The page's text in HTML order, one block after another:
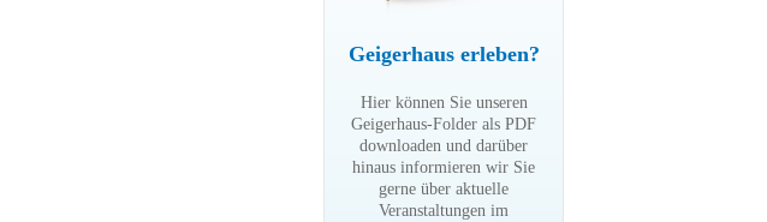
Geigerhaus erleben?
Hier können Sie unseren
Geigerhaus-Folder als PDF
downloaden und darüber
hinaus informieren wir Sie
gerne über aktuelle
Veranstaltungen im